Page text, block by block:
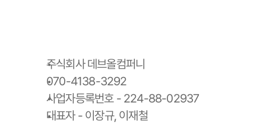
주식회사 데브올컴퍼니
070-4138-3292
사업자등록번호 - 224-88-02937
대표자 - 이장규, 이재철